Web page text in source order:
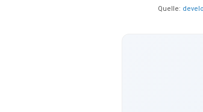
Quelle: